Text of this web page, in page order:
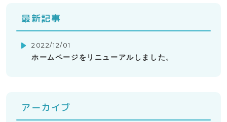
最新記事
2022/12/01
ホームページをリニューアルしました。
アーカイブ